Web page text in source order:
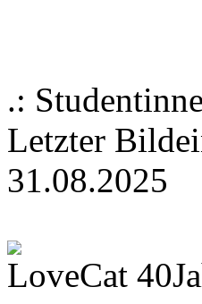
.:
Letzter
31.08.2025
LoveCat